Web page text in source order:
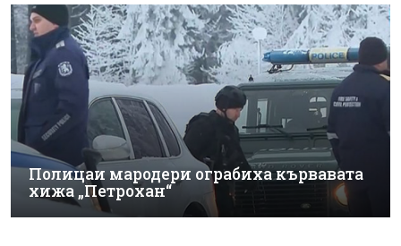
Полицаи мародери ограбиха кървавата
хижа „Петрохан“